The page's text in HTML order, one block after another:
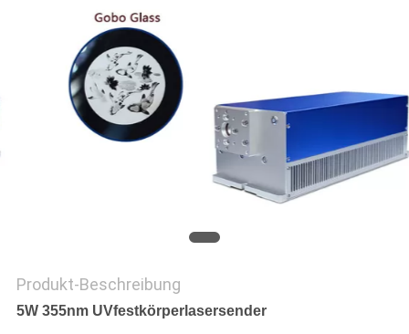
PRIVACY
POLICY
Produkt-Beschreibung
5W 355nm UVfestkörperlasersender